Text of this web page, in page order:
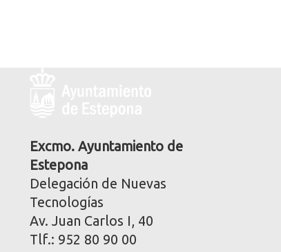
corporativa
Excmo. Ayuntamiento de
Estepona
Delegación de Nuevas
Tecnologías
Av. Juan Carlos I, 40
Tlf.: 952 80 90 00